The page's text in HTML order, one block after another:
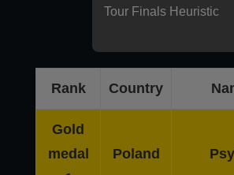
Tour Finals Heuristic
Rank Country
Gold
medal
Poland